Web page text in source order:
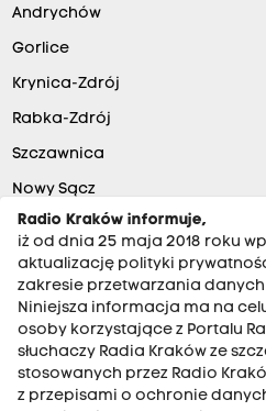
Andrychów
Gorlice
Krynica-Zdrój
Rabka-Zdrój
Szczawnica
Nowy Sącz
RADIO KRAKÓW SA. Aleja
Radio Kraków informuje,
iż od dnia 25 maja 2018 roku
aktualizację polityki
zakresie przetwarzania
Niniejsza informacja ma na
osoby korzystające z Portalu
słuchaczy Radia Kraków ze
stosowanych przez Radio
z przepisami o ochronie